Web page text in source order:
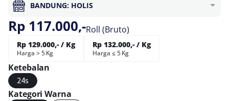
BANDUNG: HOLIS
Rp 117.000,-Roll (Bruto)
Rp 129.000,- / Kg
Harga > 5 Kg
Rp 132.000,- / Kg
Harga ≤ 5 Kg
Ketebalan
24s
Kategori Warna